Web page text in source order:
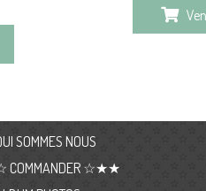
SOMMES NOUS
COMMANDER ☆★★